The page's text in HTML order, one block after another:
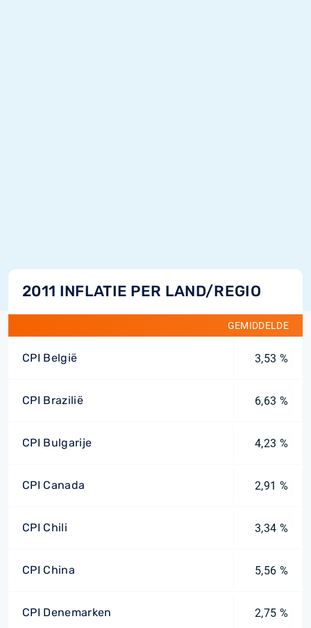
2011 INFLATIE PER LAND/REGIO
GEMIDDELDE
CPI België 3,53 %
CPI Brazilië 6,63 %
CPI Bulgarije 4,23 %
CPI Canada 2,91 %
CPI Chili 3,34 %
CPI China 5,56 %
CPI Denemarken 2,75 %